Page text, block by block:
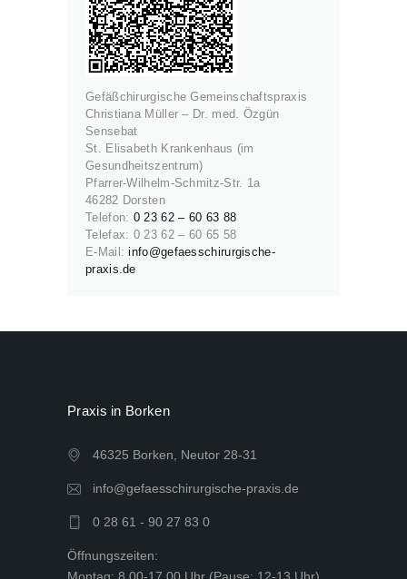
Gefäßchirurgische Gemeinschaftspraxis
Christiana Müller – Dr. med. Özgün
Sensebat
St. Elisabeth Krankenhaus (im
Gesundheitszentrum)
Pfarrer-Wilhelm-Schmitz-Str. 1a
46282 Dorsten
Telefon: 0 23 62 – 60 63 88
Telefax: 0 23 62 – 60 65 58
E-Mail:info@gefaesschirurgische-
praxis.de
Praxis in Borken
46325 Borken, Neutor 28-31
info@gefaesschirurgische-praxis.de
0 28 61 - 90 27 83 0
Öffnungszeiten: